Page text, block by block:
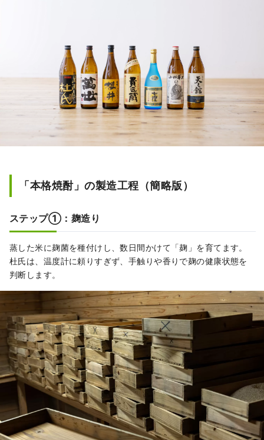
「本格焼酎」の製造工程（簡略版）
ステップ①：麹造り
蒸した米に麹菌を種付けし、数日間かけて「麹」を育てます。
杜氏は、温度計に頼りすぎず、手触りや香りで麹の健康状態を
判断します。